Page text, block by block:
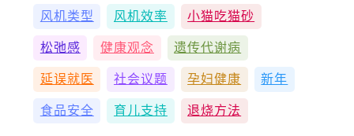
风机类型 风机效率 小猫吃猫砂
松弛感 健康观念 遗传代谢病
延误就医 社会议题 孕妇健康 新年
食品安全 育儿支持 退烧方法